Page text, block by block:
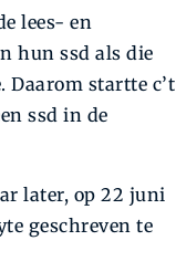
lees- en
hun ssd als die
Daarom startte c’t
ssd in de
later, op 22 juni
geschreven te